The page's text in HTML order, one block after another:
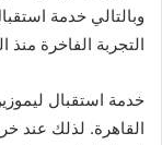
التجربة الفاخرة
القاهرة. لذلك عند